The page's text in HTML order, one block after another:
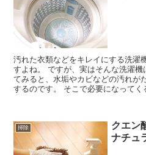
汚れた衣類などをキレイにする洗濯
すよね。 ですが、実はそんな洗濯
てみると、水垢やカビなどの汚れが
するのです。 そこで必要になってく
掃除
クエン
ナチュ